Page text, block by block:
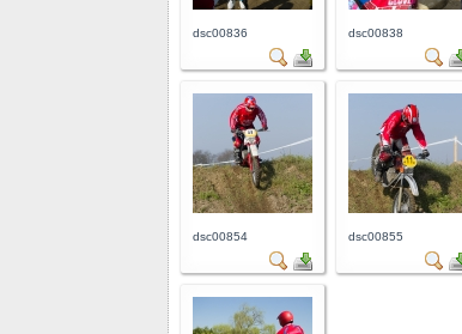
dsc00836 dsc00838
dsc00854 dsc00855